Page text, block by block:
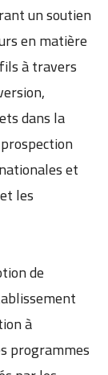
un soutien
en matière
à travers
dans la
et
les
de
à
programmes